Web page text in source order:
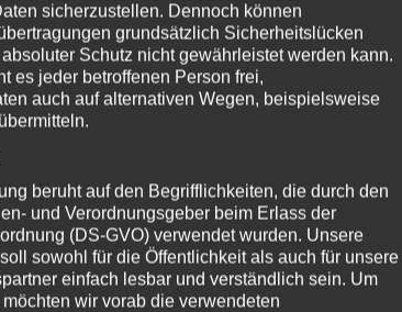
sicherzustellen. Dennoch können
grundsätzlich Sicherheitslücken
Schutz nicht gewährleistet werden kann.
es jeder betroffenen Person frei,
auch auf alternativen Wegen, beispielsweise
beruht auf den Begrifflichkeiten, die durch den
und Verordnungsgeber beim Erlass der
(DS-GVO) verwendet wurden. Unsere
sowohl für die Öffentlichkeit als auch für unsere
einfach lesbar und verständlich sein. Um
wir vorab die verwendeten